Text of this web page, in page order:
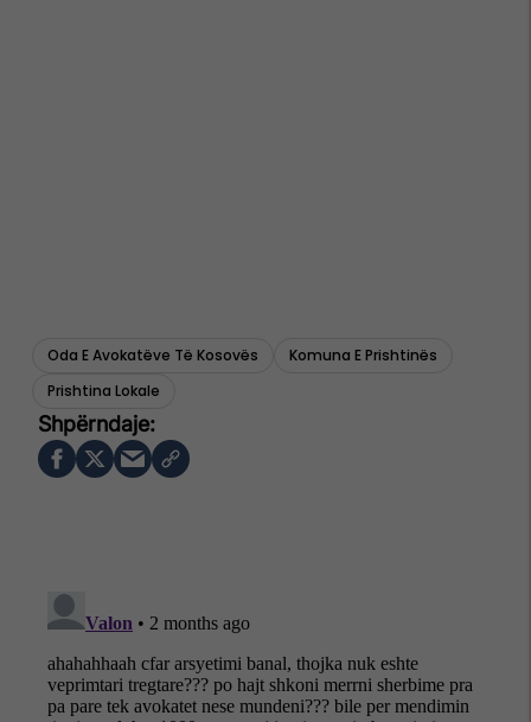
Oda E Avokatëve Të Kosovës
Komuna E Prishtinës
Prishtina Lokale